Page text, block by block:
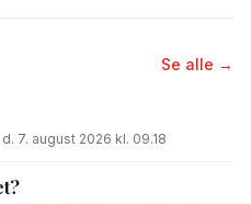
Se alle →
7. august 2026 kl. 09.18